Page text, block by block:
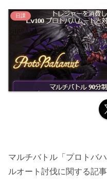
日課
マルチバトル「 プロトバ
ルオート討伐に関する記事